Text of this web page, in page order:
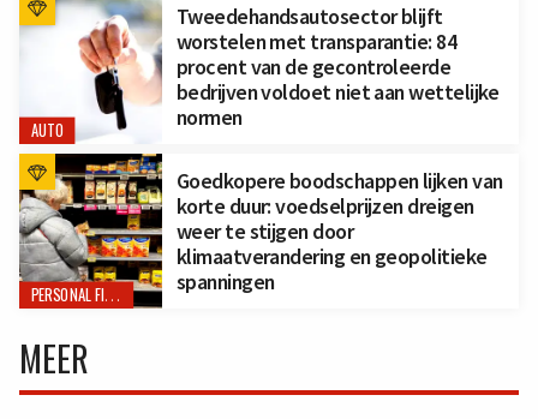
AUTO
Tweedehandsautosector blijft
worstelen met transparantie: 84
procent van de gecontroleerde
bedrijven voldoet niet aan wettelijke
normen
PERSONAL FINANCE
Goedkopere boodschappen lijken van
korte duur: voedselprijzen dreigen
weer te stijgen door
klimaatverandering en geopolitieke
spanningen
MEER